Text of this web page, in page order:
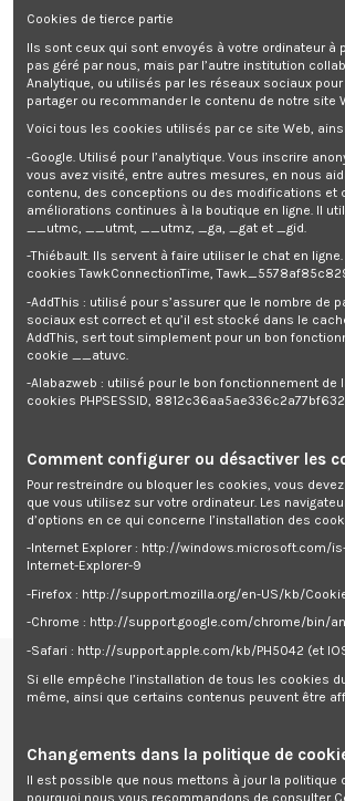
Description
Détails du produit
Reviews(0)
Ce désherbeur électrique est la solution écologique
mauvaises herbes présentent dans vos allées, votre
trottoir?..
thermique permettant de détruire la racine.
Placez le désherbeur à environ 5cm de la mauvaise
quelques secondes, la haute température de 600°
végétales et permet un désherbage sélectif. Les
détruisent au bout de quelques jours.
Il permet un désherbage écologique autorisant ainsi
Vous pouvez aussi vous en servir pour allumer votre
embout spécialement prévu à cet effet.
- Puissance: 1600 W
- Température maximale : 600°
- Longueur de câble électrique : 2M
- Poids net: 0.9 kg
- Garantie: 3 ans
Renseignements
Follow us
Newsletter
Cookies de tierce partie
Ils sont ceux qui sont envoyés à votre ordinateur à
pas géré par nous, mais par l’autre institution
Analytique, ou utilisés par les réseaux sociaux
partager ou recommander le contenu de notre site
Voici tous les cookies utilisés par ce site Web,
-Google. Utilisé pour l’analytique. Vous inscrire
vous avez visité, entre autres mesures, en nous
contenu, des conceptions ou des modifications et
améliorations continues à la boutique en ligne. Il
__utmc, __utmt, __utmz, _ga, _gat et _gid.
-Thiébault. Ils servent à faire utiliser le chat en
cookies TawkConnectionTime,
-AddThis : utilisé pour s’assurer que le nombre de
sociaux est correct et qu’il est stocké dans le
AddThis, sert tout simplement pour un bon
cookie __atuvc.
-Alabazweb : utilisé pour le bon fonctionnement de
cookies PHPSESSID,
Comment configurer ou désactiver les
Pour restreindre ou bloquer les cookies, vous
que vous utilisez sur votre ordinateur. Les
d’options en ce qui concerne l’installation des
-Internet Explorer : http://windows.microsoft.com/
Internet-Explorer-9
-Firefox : http://support.mozilla.org/en-US/kb/
-Chrome : http://support.google.com/chrome/bin/
-Safari : http://support.apple.com/kb/PH5042 (et
Si elle empêche l’installation de tous les cookies
même, ainsi que certains contenus peuvent être
Changements dans la politique de
Il est possible que nous mettons à jour la politique
pourquoi nous vous recommandons de consulter